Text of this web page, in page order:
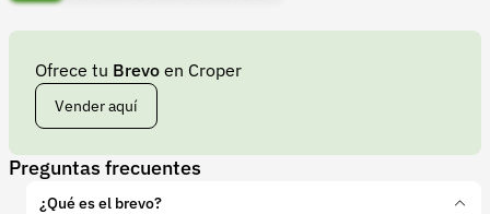
Ofrece tu Brevo en Croper
Vender aquí
Preguntas frecuentes
¿Qué es el brevo?